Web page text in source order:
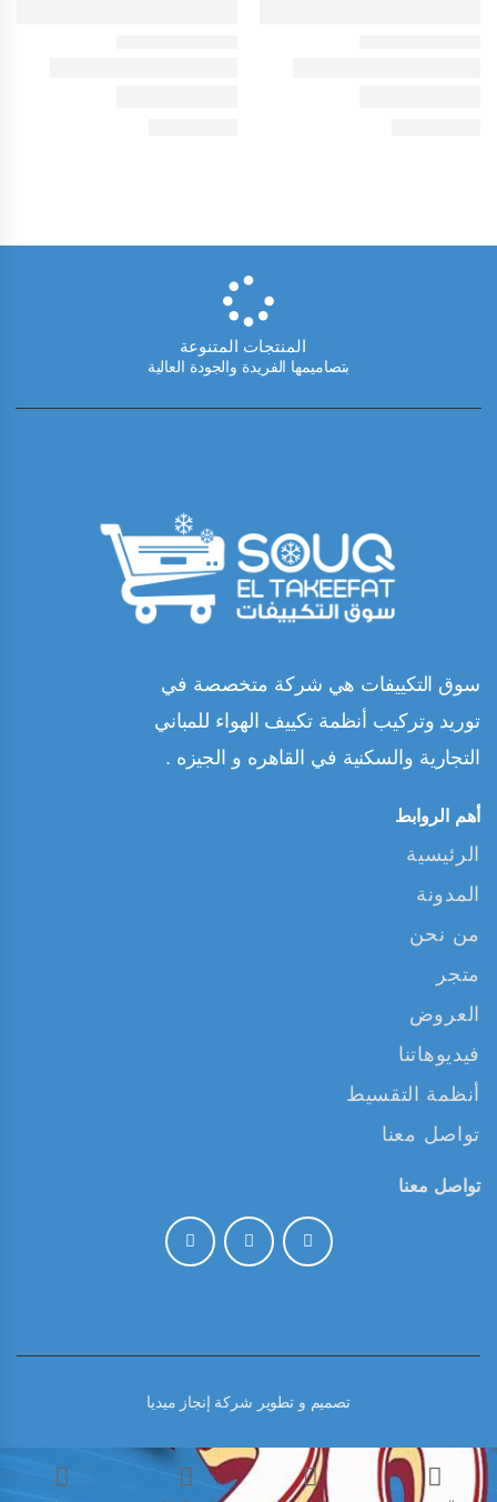
المنتجات المتنوعة
بتصاميمها الفريدة والجودة العالية
سوق التكييفات هي شركة متخصصة في
توريد وتركيب أنظمة تكييف الهواء للمباني
التجارية والسكنية في القاهره و الجيزه .
أهم الروابط
الرئيسية
المدونة
من نحن
متجر
العروض
فيديوهاتنا
أنظمة التقسيط
تواصل معنا
تواصل معنا
تصميم و تطوير شركة إنجاز ميديا